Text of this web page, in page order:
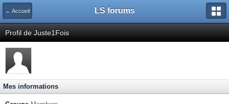
← Accueil LS forums
Profil de Juste1Fois
Mes informations